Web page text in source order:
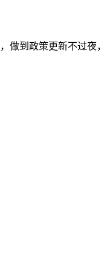
做到政策更新不过夜